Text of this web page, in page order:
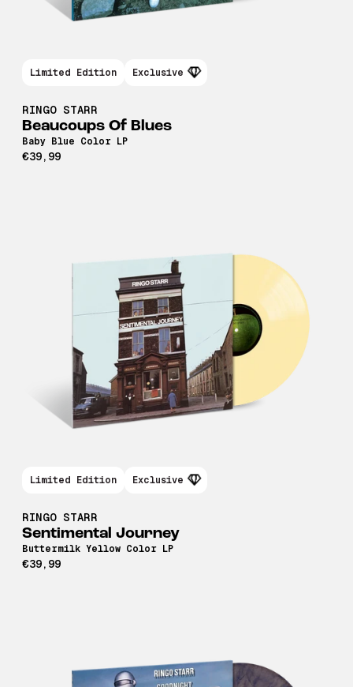
Limited Edition Exclusive
RINGO STARR
Beaucoups Of Blues
Baby Blue Color LP
€39,99
Limited Edition Exclusive
RINGO STARR
Sentimental Journey
Buttermilk Yellow Color LP
€39,99